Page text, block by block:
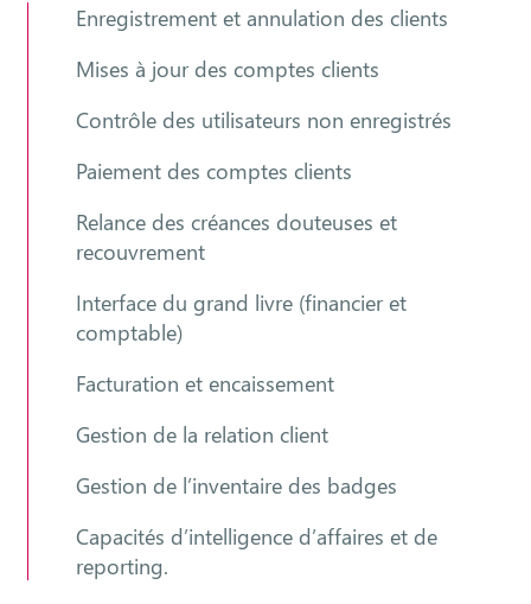
Enregistrement et annulation des clients
Mises à jour des comptes clients
Contrôle des utilisateurs non enregistrés
Paiement des comptes clients
Relance des créances douteuses et
recouvrement
Interface du grand livre (financier et
comptable)
Facturation et encaissement
Gestion de la relation client
Gestion de l’inventaire des badges
Capacités d’intelligence d’affaires et de
reporting.